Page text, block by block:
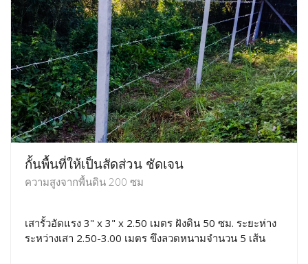
กั้นพื้นที่ให้เป็นสัดส่วน ชัดเจน
ความสูงจากพื้นดิน 200 ซม
เสารั้วอัดแรง 3" x 3" x 2.50 เมตร ฝังดิน 50 ซม. ระยะห่าง
ระหว่างเสา 2.50-3.00 เมตร ขึงลวดหนามจำนวน 5 เส้น